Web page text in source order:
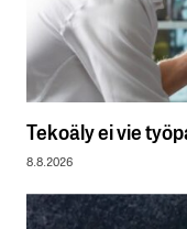
Tekoäly ei vie
8.8.2026